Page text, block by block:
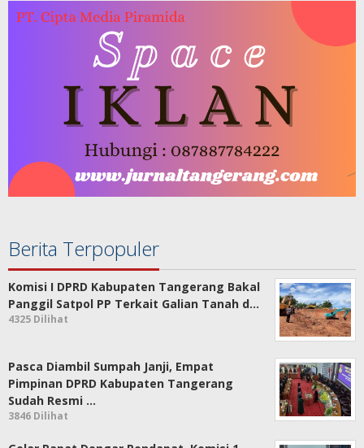
Berita Terpopuler
Komisi I DPRD Kabupaten Tangerang Bakal
Panggil Satpol PP Terkait Galian Tanah d…
4325 Dilihat
Pasca Diambil Sumpah Janji, Empat
Pimpinan DPRD Kabupaten Tangerang
Sudah Resmi …
3846 Dilihat